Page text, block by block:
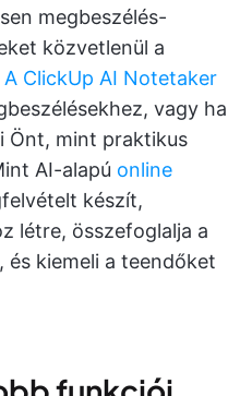
megbeszélés-
közvetlenül a
A ClickUp AI Notetaker
vagy ha
Önt, mint praktikus
AI-alapú online
készít,
létre, összefoglalja a
kiemeli a teendőket